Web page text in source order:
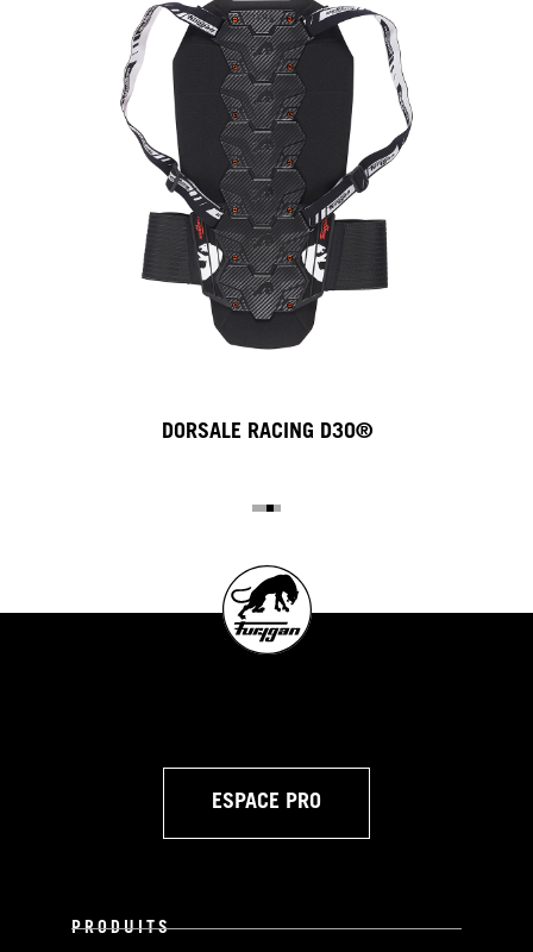
DORSALE RACING D3O®
ESPACE PRO
PRODUITS